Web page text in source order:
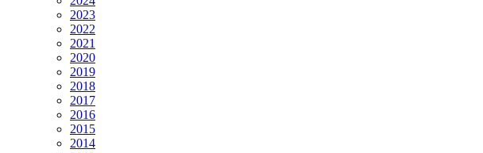
2023
2022
2021
2020
2019
2018
2017
2016
2015
2014